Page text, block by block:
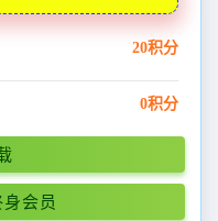
20积分
0积分
会员